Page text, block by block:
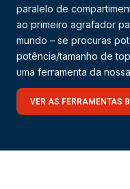
paralelo de
ao primeiro agrafador
mundo – se procuras
potência/tamanho de
uma ferramenta da
VER AS FERRAMENTAS